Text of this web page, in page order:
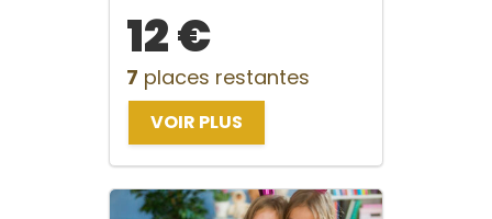
12 €
7 places restantes
VOIR PLUS